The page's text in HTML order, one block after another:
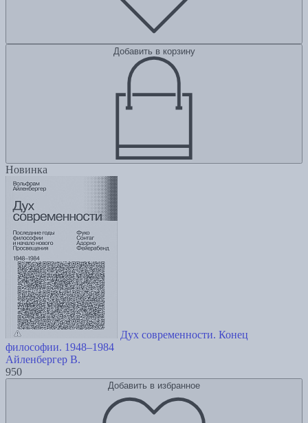
Добавить в корзину
Новинка
Дух современности. Конец
философии. 1948–1984
Айленбергер В.
950
Добавить в избранное